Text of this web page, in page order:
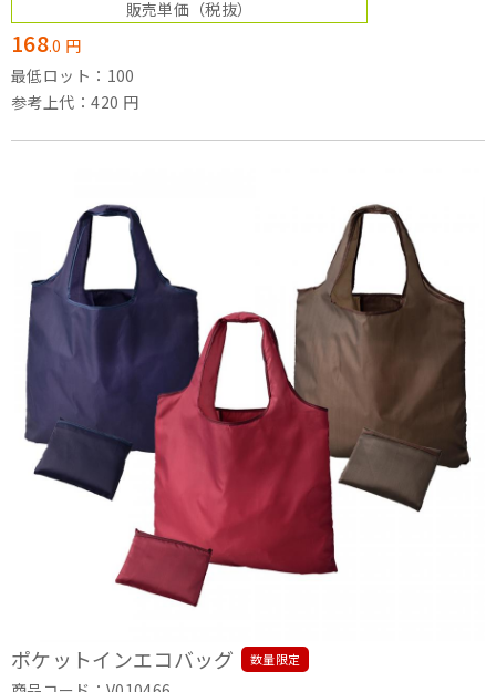
販売単価 （税抜）
168.0 円
最低ロット：100
参考上代：420 円
ポケットインエコバッグ 数量限定